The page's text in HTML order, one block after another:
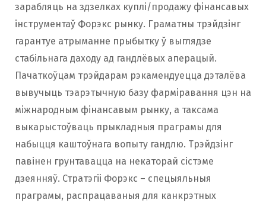
зарабляць на здзелках куплі/продажу фінансавых
інструментаў Форэкс рынку. Граматны трэйдзінг
гарантуе атрыманне прыбытку ў выглядзе
стабільнага даходу ад гандлёвых аперацый.
Пачаткоўцам трэйдарам рэкамендуецца дэталёва
вывучыць тэарэтычную базу фарміравання цэн на
міжнародным фінансавым рынку, а таксама
выкарыстоўваць прыкладныя праграмы для
набыцця каштоўнага вопыту гандлю. Трэйдзінг
павінен грунтавацца на некаторай сістэме
дзеянняў. Стратэгіі Форэкс – спецыяльныя
праграмы, распрацаваныя для канкрэтных